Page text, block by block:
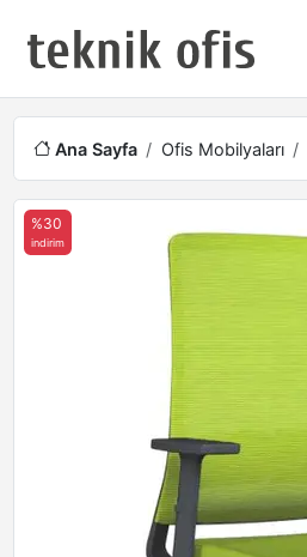
Ana Sayfa Ofis Mobilyaları
%30
indirim